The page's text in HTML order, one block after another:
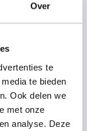
Over
te
te bieden
Ook delen we
met onze
analyse. Deze
betalingen
robot de
af te